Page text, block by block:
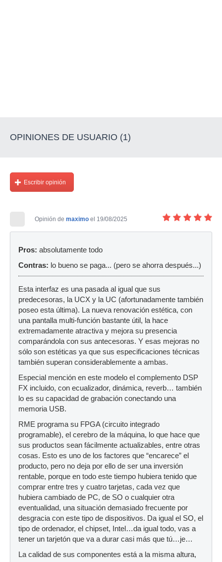
OPINIONES DE USUARIO (1)
Escribir opinión
Opinión de maximo el 19/08/2025
Pros: absolutamente todo
Contras: lo bueno se paga... (pero se ahorra después...)
Esta interfaz es una pasada al igual que sus
predecesoras, la UCX y la UC (afortunadamente también
poseo esta última). La nueva renovación estética, con
una pantalla multi-función bastante útil, la hace
extremadamente atractiva y mejora su presencia
comparándola con sus antecesoras. Y esas mejoras no
sólo son estéticas ya que sus especificaciones técnicas
también superan considerablemente a ambas.
Especial mención en este modelo el complemento DSP
FX incluido, con ecualizador, dinámica, reverb… también
lo es su capacidad de grabación conectando una
memoria USB.
RME programa su FPGA (circuito integrado
programable), el cerebro de la máquina, lo que hace que
sus productos sean fácilmente actualizables, entre otras
cosas. Esto es uno de los factores que “encarece” el
producto, pero no deja por ello de ser una inversión
rentable, porque en todo este tiempo hubiera tenido que
comprar entre tres y cuatro tarjetas, cada vez que
hubiera cambiado de PC, de SO o cualquier otra
eventualidad, una situación demasiado frecuente por
desgracia con este tipo de dispositivos. Da igual el SO, el
tipo de ordenador, el chipset, Intel…da igual todo, vas a
tener un tarjetón que va a durar casi más que tú…je…
La calidad de sus componentes está a la misma altura,